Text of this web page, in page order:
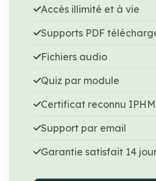
Accès illimité et à vie
Supports PDF
Fichiers audio
Quiz par module
Certificat reconnu
Support par email
Garantie satisfait 14